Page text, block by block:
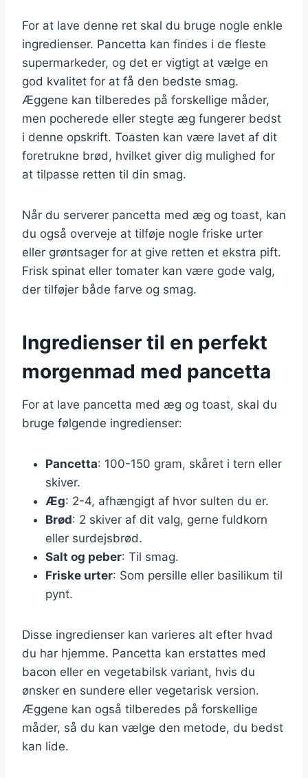
For at lave denne ret skal du bruge nogle enkle
ingredienser. Pancetta kan findes i de fleste
supermarkeder, og det er vigtigt at vælge en
god kvalitet for at få den bedste smag.
Æggene kan tilberedes på forskellige måder,
men pocherede eller stegte æg fungerer bedst
i denne opskrift. Toasten kan være lavet af dit
foretrukne brød, hvilket giver dig mulighed for
at tilpasse retten til din smag.
Når du serverer pancetta med æg og toast, kan
du også overveje at tilføje nogle friske urter
eller grøntsager for at give retten et ekstra pift.
Frisk spinat eller tomater kan være gode valg,
der tilføjer både farve og smag.
Ingredienser til en perfekt
morgenmad med pancetta
For at lave pancetta med æg og toast, skal du
bruge følgende ingredienser:
Pancetta: 100-150 gram, skåret i tern eller
skiver.
Æg: 2-4, afhængigt af hvor sulten du er.
Brød: 2 skiver af dit valg, gerne fuldkorn
eller surdejsbrød.
Salt og peber: Til smag.
Friske urter: Som persille eller basilikum til
pynt.
Disse ingredienser kan varieres alt efter hvad
du har hjemme. Pancetta kan erstattes med
bacon eller en vegetabilsk variant, hvis du
ønsker en sundere eller vegetarisk version.
Æggene kan også tilberedes på forskellige
måder, så du kan vælge den metode, du bedst
kan lide.